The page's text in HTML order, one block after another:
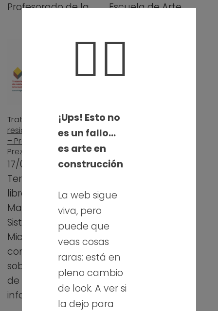
Profesorado de la…
Escuela de Arte…
Tratamiento de
residuos informáticos
– Presentación en
Prezi
17/04/2013
Terminamos el
libro de texto de
Mantenimiento de
Sistemas
Microinformáticos
con la unidad 8
sobre tratamiento
de residuos
informáticos. Esta…
Gestión logística –
Comenzamos la
Sistemas
basado en los
contenidos del…
🤦‍♀️
¡Ups! Esto no
es un fallo…
es arte en
construcción
La web sigue
viva, pero
puede que
veas cosas
raras: está en
pleno cambio
de look. A ver si
la dejo para